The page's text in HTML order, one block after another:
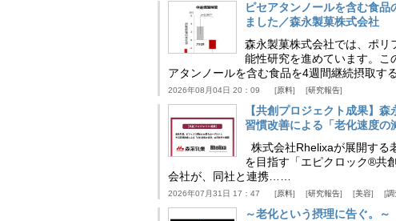
ピセアタンノールを含む食
ました／森永製菓株式会社
森永製菓株式会社では、ポリ
能性研究を進めています。こ
アタンノールを含む食品を4週間継続摂取す
2026年08月04日 20：09 原料 研究報告
【共創プロジェクト成果】
習慣改善による「老化速度
株式会社Rhelixaが展開する
を目指す「エピクロック®共
会社が、同社と連携……
2026年07月31日 17：47 原料 研究報告 美容 調
～老化という摂理に告ぐ。